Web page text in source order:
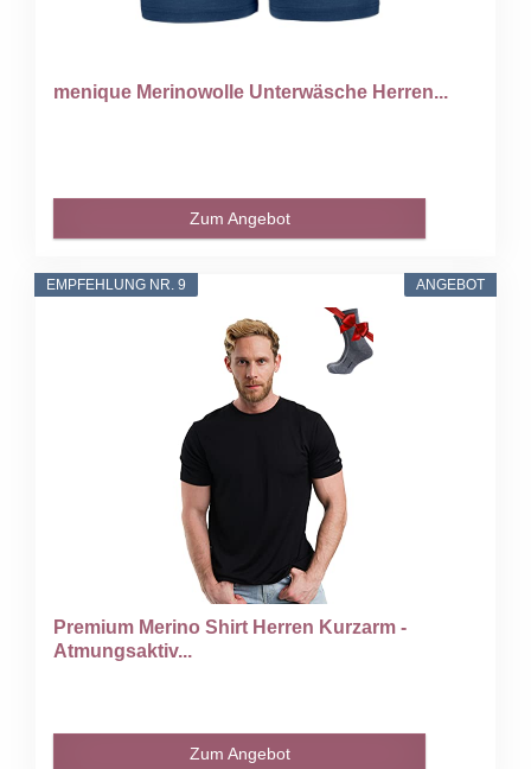
menique Merinowolle Unterwäsche Herren...
Zum Angebot
ANGEBOT
EMPFEHLUNG NR. 9
Premium Merino Shirt Herren Kurzarm -
Atmungsaktiv...
Zum Angebot